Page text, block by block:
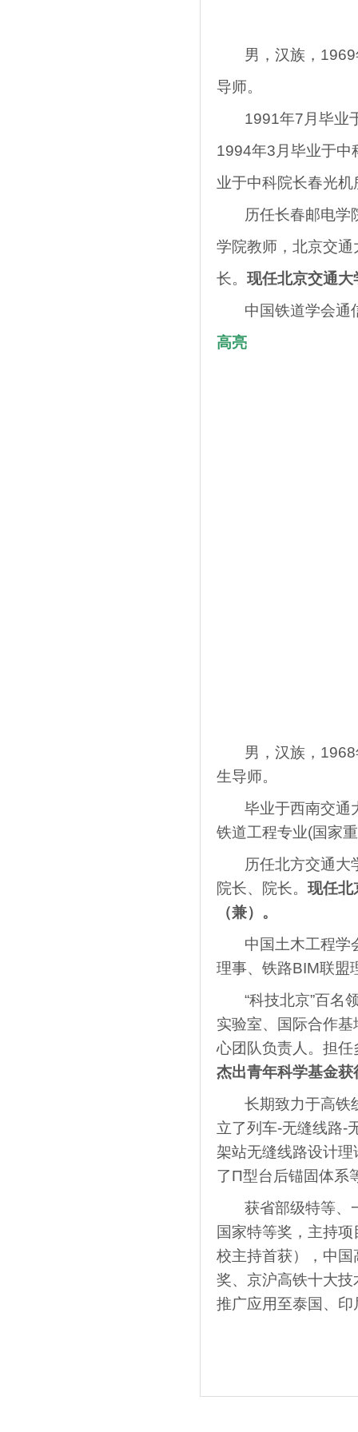
男，汉族，1969
导师。
1991年7月毕业于
1994年3月毕业于中
业于中科院长春光
历任长春邮电学院
学院教师，北京交
长。现任北京交通
中国铁道学会通
高亮
男，汉族，1968
生导师。
毕业于西南交通大
铁道工程专业(国家
历任北方交通大学
院长、院长。现任北
（兼）。
中国土木工程学会
理事、铁路BIM联盟
“科技北京”百名领
实验室、国际合作
心团队负责人。担
杰出青年科学基金获
长期致力于高铁线
立了列车-无缝线路-
架站无缝线路设计
了Π型台后锚固体系
获省部级特等、一
国家特等奖，主持
校主持首获），中
奖、京沪高铁十大
推广应用至泰国、印